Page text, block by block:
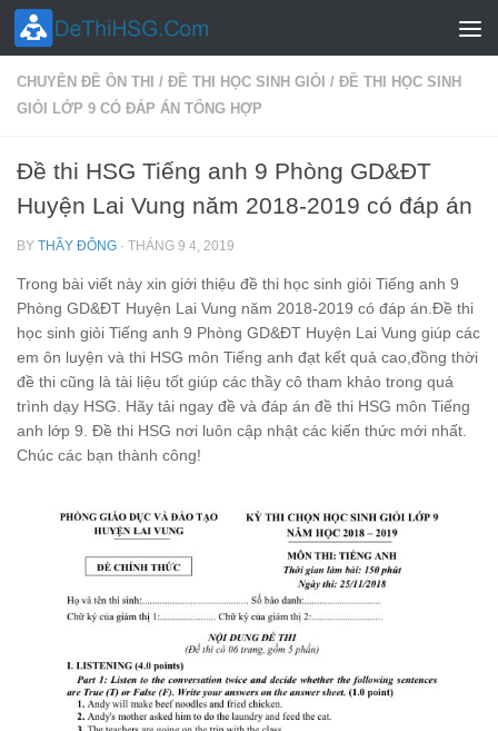
Skip to content
CHUYÊN ĐỀ ÔN THI / ĐỀ THI HỌC SINH GIỎI / ĐỀ THI HỌC SINH
GIỎI LỚP 9 CÓ ĐÁP ÁN TỔNG HỢP
Đề thi HSG Tiếng anh 9 Phòng GD&ĐT
Huyện Lai Vung năm 2018-2019 có đáp án
BY THẦY ĐÔNG · THÁNG 9 4, 2019
Trong bài viết này xin giới thiệu đề thi học sinh giỏi Tiếng anh 9
Phòng GD&ĐT Huyện Lai Vung năm 2018-2019 có đáp án.Đề thi
học sinh giỏi Tiếng anh 9 Phòng GD&ĐT Huyện Lai Vung giúp các
em ôn luyện và thi HSG môn Tiếng anh đạt kết quả cao,đồng thời
đề thi cũng là tài liệu tốt giúp các thầy cô tham khảo trong quá
trình dạy HSG. Hãy tải ngay đề và đáp án đề thi HSG môn Tiếng
anh lớp 9. Đề thi HSG nơi luôn cập nhật các kiến thức mới nhất.
Chúc các bạn thành công!